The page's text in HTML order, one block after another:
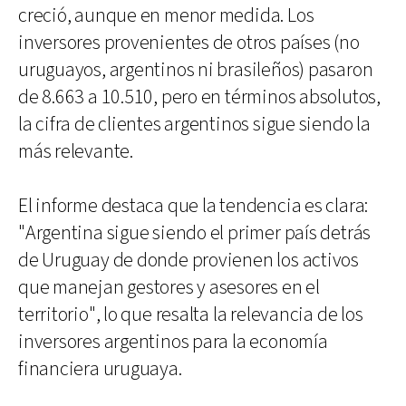
creció, aunque en menor medida. Los
inversores provenientes de otros países (no
uruguayos, argentinos ni brasileños) pasaron
de 8.663 a 10.510, pero en términos absolutos,
la cifra de clientes argentinos sigue siendo la
más relevante.
El informe destaca que la tendencia es clara:
"Argentina sigue siendo el primer país detrás
de Uruguay de donde provienen los activos
que manejan gestores y asesores en el
territorio", lo que resalta la relevancia de los
inversores argentinos para la economía
financiera uruguaya.